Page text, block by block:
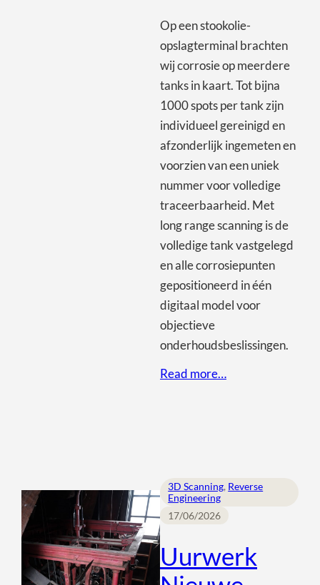
Op een stookolie-
opslagterminal brachten
wij corrosie op meerdere
tanks in kaart. Tot bijna
1000 spots per tank zijn
individueel gereinigd en
afzonderlijk ingemeten en
voorzien van een uniek
nummer voor volledige
traceerbaarheid. Met
long range scanning is de
volledige tank vastgelegd
en alle corrosiepunten
gepositioneerd in één
digitaal model voor
objectieve
onderhoudsbeslissingen.
Read more…
3D Scanning, Reverse
Engineering
17/06/2026
Uurwerk